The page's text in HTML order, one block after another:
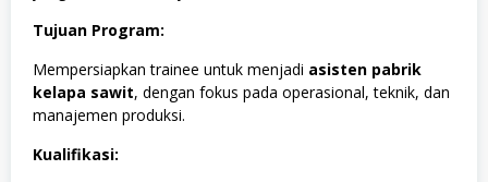
Tujuan Program:
Mempersiapkan trainee untuk menjadi asisten pabrik
kelapa sawit, dengan fokus pada operasional, teknik, dan
manajemen produksi.
Kualifikasi: